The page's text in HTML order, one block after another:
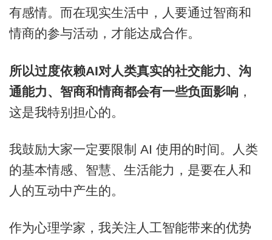
有感情。而在现实生活中，人要通过智商和
情商的参与活动，才能达成合作。
所以过度依赖AI对人类真实的社交能力、沟
通能力、智商和情商都会有一些负面影响 ，
这是我特别担心的。
我鼓励大家一定要限制 AI 使用的时间。人类
的基本情感、智慧、生活能力，是要在人和
人的互动中产生的。
作为心理学家，我关注人工智能带来的优势